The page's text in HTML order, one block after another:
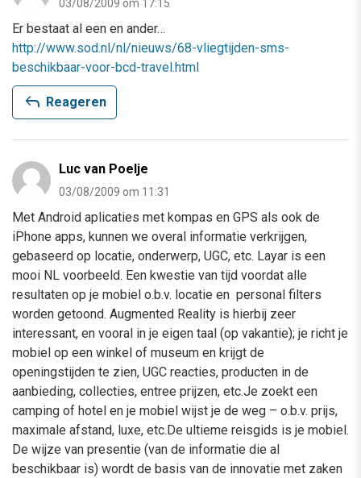
03/08/2009 om 17:15
Er bestaat al een en ander…
http://www.sod.nl/nl/nieuws/68-vliegtijden-sms-
beschikbaar-voor-bcd-travel.html
reply Reageren
Luc van Poelje
03/08/2009 om 11:31
Met Android aplicaties met kompas en GPS als ook de
iPhone apps, kunnen we overal informatie verkrijgen,
gebaseerd op locatie, onderwerp, UGC, etc. Layar is een
mooi NL voorbeeld. Een kwestie van tijd voordat alle
resultaten op je mobiel o.b.v. locatie en personal filters
worden getoond. Augmented Reality is hierbij zeer
interessant, en vooral in je eigen taal (op vakantie); je richt je
mobiel op een winkel of museum en krijgt de
openingstijden te zien, UGC reacties, producten in de
aanbieding, collecties, entree prijzen, etc.Je zoekt een
camping of hotel en je mobiel wijst je de weg – o.b.v. prijs,
maximale afstand, luxe, etc.De ultieme reisgids is je mobiel.
De wijze van presentie (van de informatie die al
beschikbaar is) wordt de basis van de innovatie met zaken